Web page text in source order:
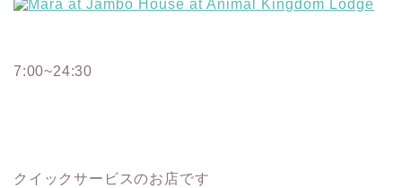
7:00~24:30
クイックサービスのお店です